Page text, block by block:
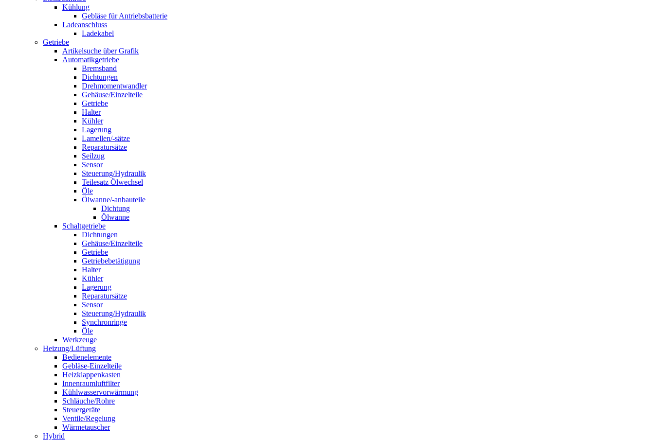
Kühlung
Gebläse für Antriebsbatterie
Ladeanschluss
Ladekabel
Getriebe
Artikelsuche über Grafik
Automatikgetriebe
Bremsband
Dichtungen
Drehmomentwandler
Gehäuse/Einzelteile
Getriebe
Halter
Kühler
Lagerung
Lamellen/-sätze
Reparatursätze
Seilzug
Sensor
Steuerung/Hydraulik
Teilesatz Ölwechsel
Öle
Ölwanne/-anbauteile
Dichtung
Ölwanne
Schaltgetriebe
Dichtungen
Gehäuse/Einzelteile
Getriebe
Getriebebetätigung
Halter
Kühler
Lagerung
Reparatursätze
Sensor
Steuerung/Hydraulik
Synchronringe
Öle
Werkzeuge
Heizung/Lüftung
Bedienelemente
Gebläse-Einzelteile
Heizklappenkasten
Innenraumluftfilter
Kühlwasservorwärmung
Schläuche/Rohre
Steuergeräte
Ventile/Regelung
Wärmetauscher
Hybrid